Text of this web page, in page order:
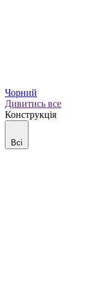
Чорний
Дивитись все
Конструкція
Всі